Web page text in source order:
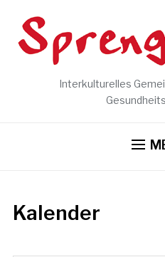
Interkulturelles
Kalender